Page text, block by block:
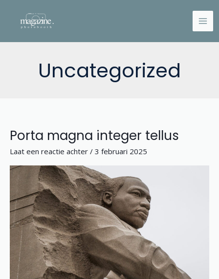
inhoud
Uncategorized
Porta magna integer tellus
Laat een reactie achter / 3 februari 2025
Porta
integer
tellus